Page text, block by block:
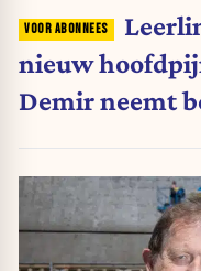
nieuw
Demir neemt